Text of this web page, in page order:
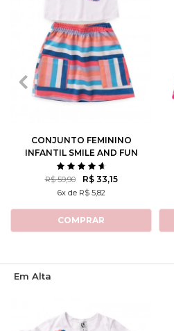
2 3 4 6 8
CONJUNTO FEMININO
INFANTIL SMILE AND FUN
R$ 59,90 R$ 33,15
6x de R$ 5,82
COMPRAR
Em Alta